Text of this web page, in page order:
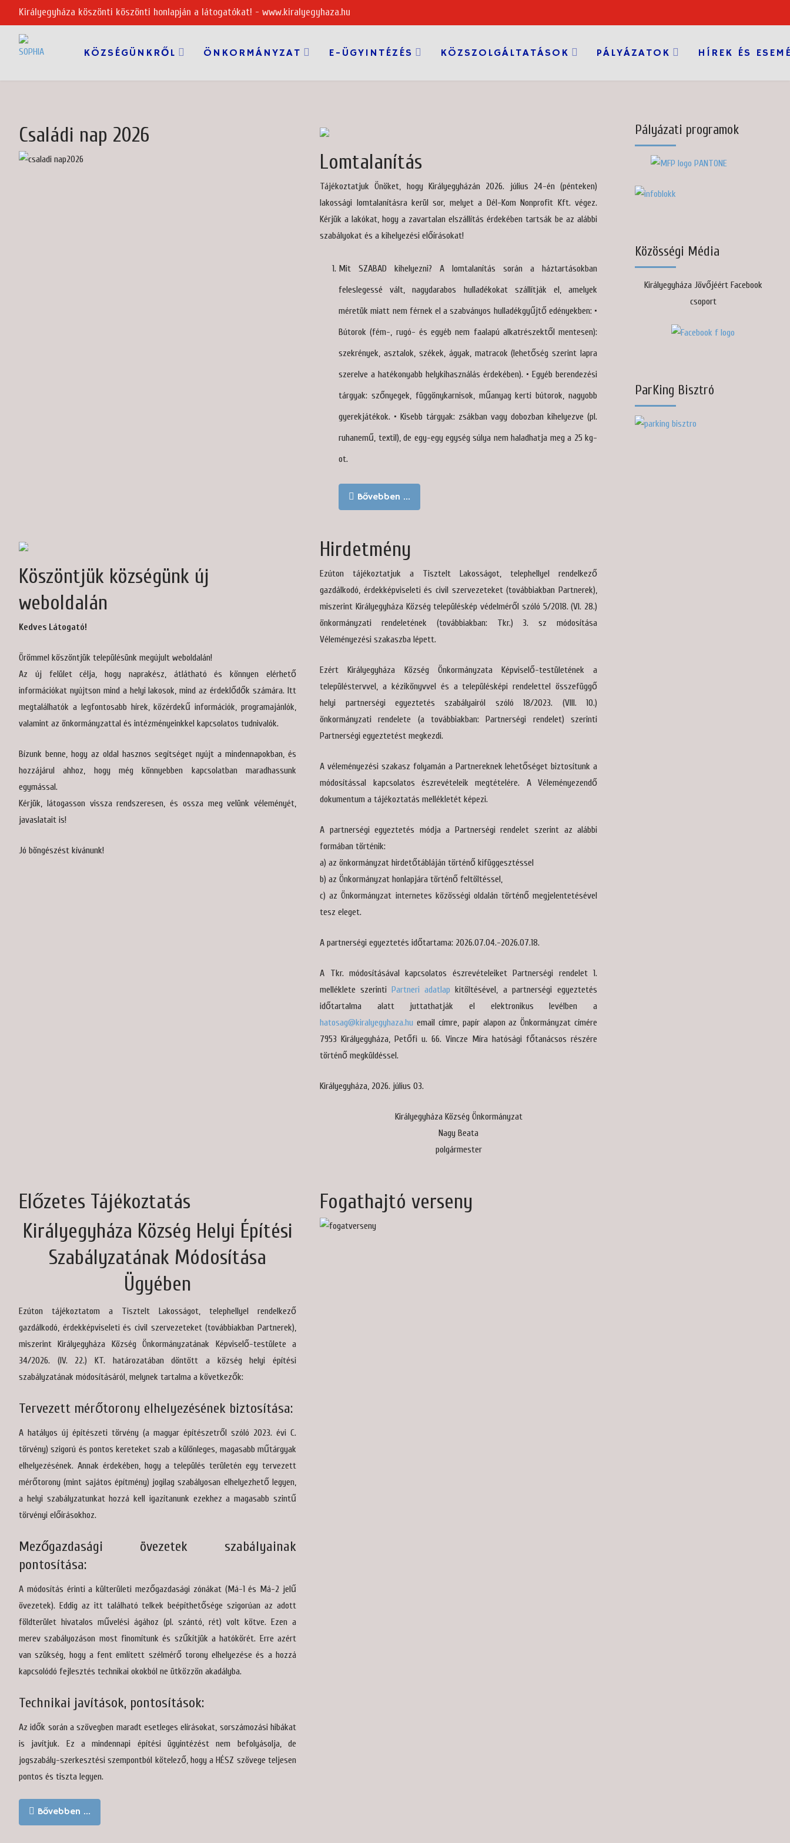
Királyegyháza köszönti köszönti honlapján a látogatókat! - www.kiralyegyhaza.hu
KÖZSÉGÜNKRŐL ÖNKORMÁNYZAT E-ÜGYINTÉZÉS KÖZSZOLGÁLTATÁSOK PÁLYÁZATOK HÍREK ÉS
Pályázati programok
Közösségi Média
Királyegyháza Jövőjéért Facebook
csoport
ParKing Bisztró
Családi nap 2026
Lomtalanítás
Tájékoztatjuk Önöket, hogy Királyegyházán 2026. július 24-én (pénteken)
lakossági lomtalanításra kerül sor, melyet a Dél-Kom Nonprofit Kft. végez.
Kérjük a lakókat, hogy a zavartalan elszállítás érdekében tartsák be az alábbi
szabályokat és a kihelyezési előírásokat!
Mit SZABAD kihelyezni? A lomtalanítás során a háztartásokban
feleslegessé vált, nagydarabos hulladékokat szállítják el, amelyek
méretük miatt nem férnek el a szabványos hulladékgyűjtő edényekben: •
Bútorok (fém-, rugó- és egyéb nem faalapú alkatrészektől mentesen):
szekrények, asztalok, székek, ágyak, matracok (lehetőség szerint lapra
szerelve a hatékonyabb helykihasználás érdekében). • Egyéb berendezési
tárgyak: szőnyegek, függönykarnisok, műanyag kerti bútorok, nagyobb
gyerekjátékok. • Kisebb tárgyak: zsákban vagy dobozban kihelyezve (pl.
ruhanemű, textil), de egy-egy egység súlya nem haladhatja meg a 25 kg-
ot.
Bővebben …
Köszöntjük községünk új
weboldalán
Kedves Látogató!
Örömmel köszöntjük településünk megújult weboldalán!
Az új felület célja, hogy naprakész, átlátható és könnyen elérhető
információkat nyújtson mind a helyi lakosok, mind az érdeklődők számára. Itt
megtalálhatók a legfontosabb hírek, közérdekű információk, programajánlók,
valamint az önkormányzattal és intézményeinkkel kapcsolatos tudnivalók.
Bízunk benne, hogy az oldal hasznos segítséget nyújt a mindennapokban, és
hozzájárul ahhoz, hogy még könnyebben kapcsolatban maradhassunk
egymással.
Kérjük, látogasson vissza rendszeresen, és ossza meg velünk véleményét,
javaslatait is!
Jó böngészést kívánunk!
Hirdetmény
Ezúton tájékoztatjuk a Tisztelt Lakosságot, telephellyel rendelkező
gazdálkodó, érdekképviseleti és civil szervezeteket (továbbiakban Partnerek),
miszerint Királyegyháza Község településkép védelméről szóló 5/2018. (VI. 28.)
önkormányzati rendeletének (továbbiakban: Tkr.) 3. sz módosítása
Véleményezési szakaszba lépett.
Ezért Királyegyháza Község Önkormányzata Képviselő-testületének a
településtervvel, a kézikönyvvel és a településképi rendelettel összefüggő
helyi partnerségi egyeztetés szabályairól szóló 18/2023. (VIII. 10.)
önkormányzati rendelete (a továbbiakban: Partnerségi rendelet) szerinti
Partnerségi egyeztetést megkezdi.
A véleményezési szakasz folyamán a Partnereknek lehetőséget biztosítunk a
módosítással kapcsolatos észrevételeik megtételére. A Véleményezendő
dokumentum a tájékoztatás mellékletét képezi.
A partnerségi egyeztetés módja a Partnerségi rendelet szerint az alábbi
formában történik:
a) az önkormányzat hirdetőtábláján történő kifüggesztéssel
b) az Önkormányzat honlapjára történő feltöltéssel,
c) az Önkormányzat internetes közösségi oldalán történő megjelentetésével
tesz eleget.
A partnerségi egyeztetés időtartama: 2026.07.04.-2026.07.18.
A Tkr. módosításával kapcsolatos észrevételeiket Partnerségi rendelet 1.
melléklete szerintiPartneri adatlapkitöltésével, a partnerségi egyeztetés
időtartalma alatt juttathatják el elektronikus levélben a
hatosag@kiralyegyhaza.hu email címre, papír alapon az Önkormányzat címére
7953 Királyegyháza, Petőfi u. 66. Vincze Míra hatósági főtanácsos részére
történő megküldéssel.
Királyegyháza, 2026. július 03.
Királyegyháza Község Önkormányzat
Nagy Beata
polgármester
Előzetes Tájékoztatás
Királyegyháza Község Helyi Építési
Szabályzatának Módosítása
Ügyében
Ezúton tájékoztatom a Tisztelt Lakosságot, telephellyel rendelkező
gazdálkodó, érdekképviseleti és civil szervezeteket (továbbiakban Partnerek),
miszerint Királyegyháza Község Önkormányzatának Képviselő-testülete a
34/2026. (IV. 22.) KT. határozatában döntött a község helyi építési
szabályzatának módosításáról, melynek tartalma a következők:
Tervezett mérőtorony elhelyezésének biztosítása:
A hatályos új építészeti törvény (a magyar építészetről szóló 2023. évi C.
törvény) szigorú és pontos kereteket szab a különleges, magasabb műtárgyak
elhelyezésének. Annak érdekében, hogy a település területén egy tervezett
mérőtorony (mint sajátos építmény) jogilag szabályosan elhelyezhető legyen,
a helyi szabályzatunkat hozzá kell igazítanunk ezekhez a magasabb szintű
törvényi előírásokhoz.
Mezőgazdasági övezetek szabályainak
pontosítása:
A módosítás érinti a külterületi mezőgazdasági zónákat (Má-1 és Má-2 jelű
övezetek). Eddig az itt található telkek beépíthetősége szigorúan az adott
földterület hivatalos művelési ágához (pl. szántó, rét) volt kötve. Ezen a
merev szabályozáson most finomítunk és szűkítjük a hatókörét. Erre azért
van szükség, hogy a fent említett szélmérő torony elhelyezése és a hozzá
kapcsolódó fejlesztés technikai okokból ne ütközzön akadályba.
Technikai javítások, pontosítások:
Az idők során a szövegben maradt esetleges elírásokat, sorszámozási hibákat
is javítjuk. Ez a mindennapi építési ügyintézést nem befolyásolja, de
jogszabály-szerkesztési szempontból kötelező, hogy a HÉSZ szövege teljesen
pontos és tiszta legyen.
Bővebben …
Fogathajtó verseny